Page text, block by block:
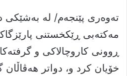
تەوەری پێنجەم/ لە بەشێکى
مەکتەبى ڕێکخستنى
ڕوونى کاروچالاکى و
خۆیان کرد و، دواتر